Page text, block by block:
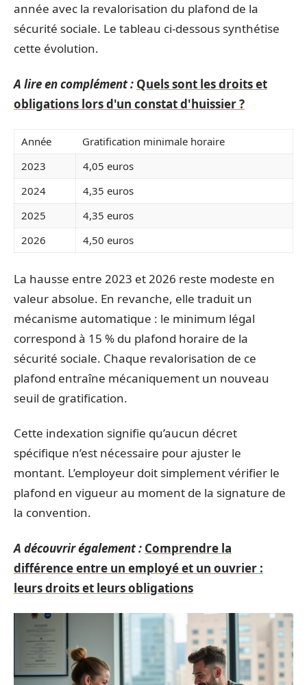
année avec la revalorisation du plafond de la
sécurité sociale. Le tableau ci-dessous synthétise
cette évolution.
A lire en complément : Quels sont les droits et
obligations lors d'un constat d'huissier ?
Année
Gratification minimale horaire
2023
4,05 euros
2024
4,35 euros
2025
4,35 euros
2026
4,50 euros
La hausse entre 2023 et 2026 reste modeste en
valeur absolue. En revanche, elle traduit un
mécanisme automatique : le minimum légal
correspond à 15 % du plafond horaire de la
sécurité sociale. Chaque revalorisation de ce
plafond entraîne mécaniquement un nouveau
seuil de gratification.
Cette indexation signifie qu’aucun décret
spécifique n’est nécessaire pour ajuster le
montant. L’employeur doit simplement vérifier le
plafond en vigueur au moment de la signature de
la convention.
A découvrir également : Comprendre la
différence entre un employé et un ouvrier :
leurs droits et leurs obligations